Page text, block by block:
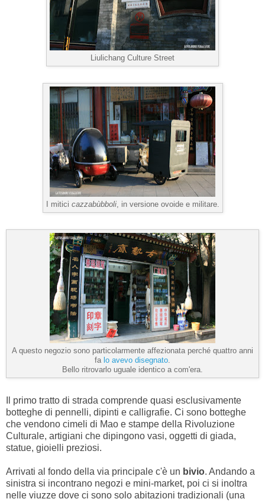
Liulichang Culture Street
I mitici cazzabùbboli, in versione ovoide e militare.
A questo negozio sono particolarmente affezionata perché quattro anni
fa lo avevo disegnato.
Bello ritrovarlo uguale identico a com'era.
Il primo tratto di strada comprende quasi esclusivamente
botteghe di pennelli, dipinti e calligrafie. Ci sono botteghe
che vendono cimeli di Mao e stampe della Rivoluzione
Culturale, artigiani che dipingono vasi, oggetti di giada,
statue, gioielli preziosi.
Arrivati al fondo della via principale c'è un bivio. Andando a
sinistra si incontrano negozi e mini-market, poi ci si inoltra
nelle viuzze dove ci sono solo abitazioni tradizionali (una